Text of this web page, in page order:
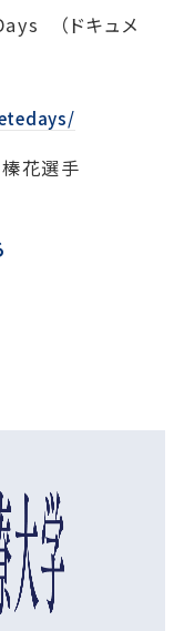
（ドキュメ
花選手